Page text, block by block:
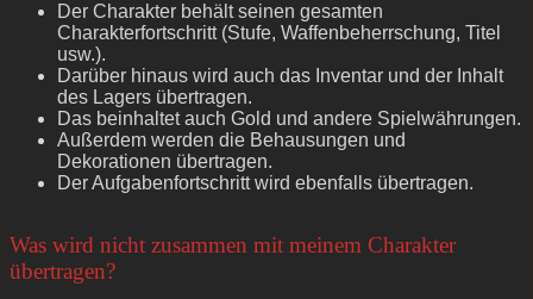
Der Charakter behält seinen gesamten
Charakterfortschritt (Stufe, Waffenbeherrschung, Titel
usw.).
Darüber hinaus wird auch das Inventar und der Inhalt
des Lagers übertragen.
Das beinhaltet auch Gold und andere Spielwährungen.
Außerdem werden die Behausungen und
Dekorationen übertragen.
Der Aufgabenfortschritt wird ebenfalls übertragen.
Was wird nicht zusammen mit meinem Charakter
übertragen?